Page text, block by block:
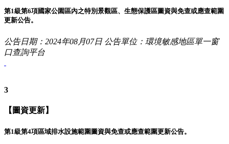
第1級第6項國家公園區內之特別景觀區、生態保護區圖資與免查或應查範圍
更新公告。
公告日期：2024年08月07日 公告單位：環境敏感地區單一窗
口查詢平台
3
【圖資更新】
第1級第4項區域排水設施範圍圖資與免查或應查範圍更新公告。